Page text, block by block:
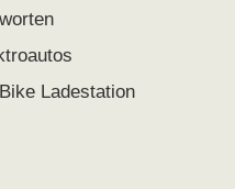
Ladestation